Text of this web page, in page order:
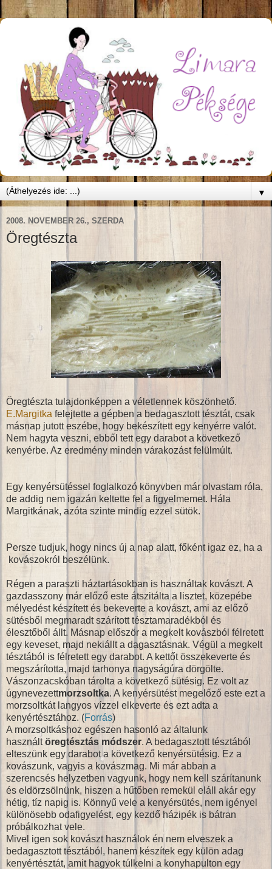
▼
2008. NOVEMBER 26., SZERDA
Öregtészta
Öregtészta tulajdonképpen a véletlennek köszönhető.
E.Margitka felejtette a gépben a bedagasztott tésztát, csak
másnap jutott eszébe, hogy bekészített egy kenyérre valót.
Nem hagyta veszni, ebből tett egy darabot a következő
kenyérbe. Az eredmény minden várakozást felülmúlt.
Egy kenyérsütéssel foglalkozó könyvben már olvastam róla,
de addig nem igazán keltette fel a figyelmemet. Hála
Margitkának, azóta szinte mindig ezzel sütök.
Persze tudjuk, hogy nincs új a nap alatt, főként igaz ez, ha a
kovászokról beszélünk.
Régen a paraszti háztartásokban is használtak kovászt. A
gazdasszony már előző este átszitálta a lisztet, közepébe
mélyedést készített és bekeverte a kovászt, ami az előző
sütésből megmaradt szárított tésztamaradékból és
élesztőből állt. Másnap először a megkelt kovászból félretett
egy keveset, majd nekiállt a dagasztásnak. Végül a megkelt
tésztából is félretett egy darabot. A kettőt összekeverte és
megszárította, majd tarhonya nagyságúra dörgölte.
Vászonzacskóban tárolta a következő sütésig. Ez volt az
úgynevezettmorzsoltka. A kenyérsütést megelőző este ezt a
morzsoltkát langyos vízzel elkeverte és ezt adta a
kenyértésztához. (Forrás)
A morzsoltkáshoz egészen hasonló az általunk
használtöregtésztás módszer. A bedagasztott tésztából
elteszünk egy darabot a következő kenyérsütésig. Ez a
kovászunk, vagyis a kovászmag. Mi már abban a
szerencsés helyzetben vagyunk, hogy nem kell szárítanunk
és eldörzsölnünk, hiszen a hűtőben remekül eláll akár egy
hétig, tíz napig is. Könnyű vele a kenyérsütés, nem igényel
különösebb odafigyelést, egy kezdő házipék is bátran
próbálkozhat vele.
Mivel igen sok kovászt használok én nem elveszek a
bedagasztott tésztából, hanem készítek egy külön adag
kenyértésztát, amit hagyok túlkelni a konyhapulton egy